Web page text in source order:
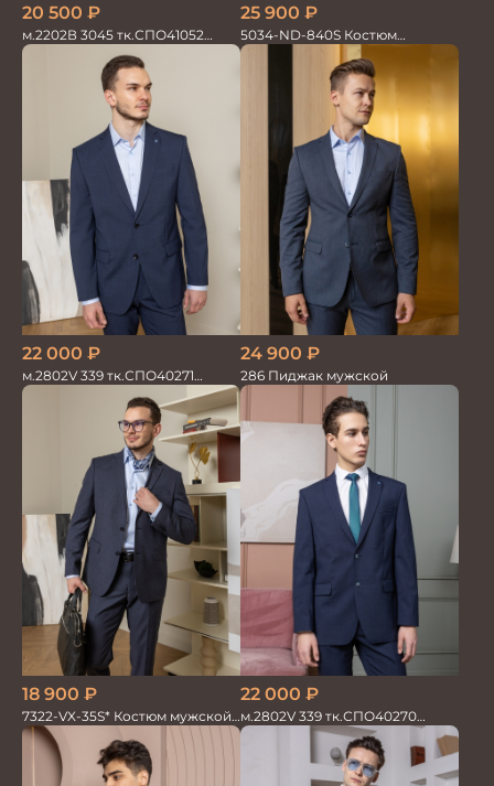
20 500 ₽
м.2202В 3045 тк.СПО41052
Костюм мужской
25 900 ₽
5034-ND-840S Костюм
мужской двойка
22 000 ₽
м.2802V 339 тк.СПО40271
Костюм мужской
24 900 ₽
286 Пиджак мужской
18 900 ₽
7322-VX-35S* Костюм мужской
двойка
22 000 ₽
м.2802V 339 тк.СПО40270
Костюм мужской